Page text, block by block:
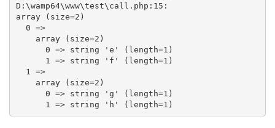
D:\wamp64\www\test\call.php:15:
array (size=2)
  0 =>
    array (size=2)
      0 => string 'e' (length=1)
      1 => string 'f' (length=1)
  1 =>
    array (size=2)
      0 => string 'g' (length=1)